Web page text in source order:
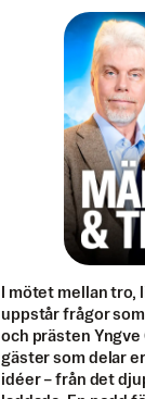
I mötet mellan
uppstår frågor
och prästen Yngve
gäster som delar
idéer – från det